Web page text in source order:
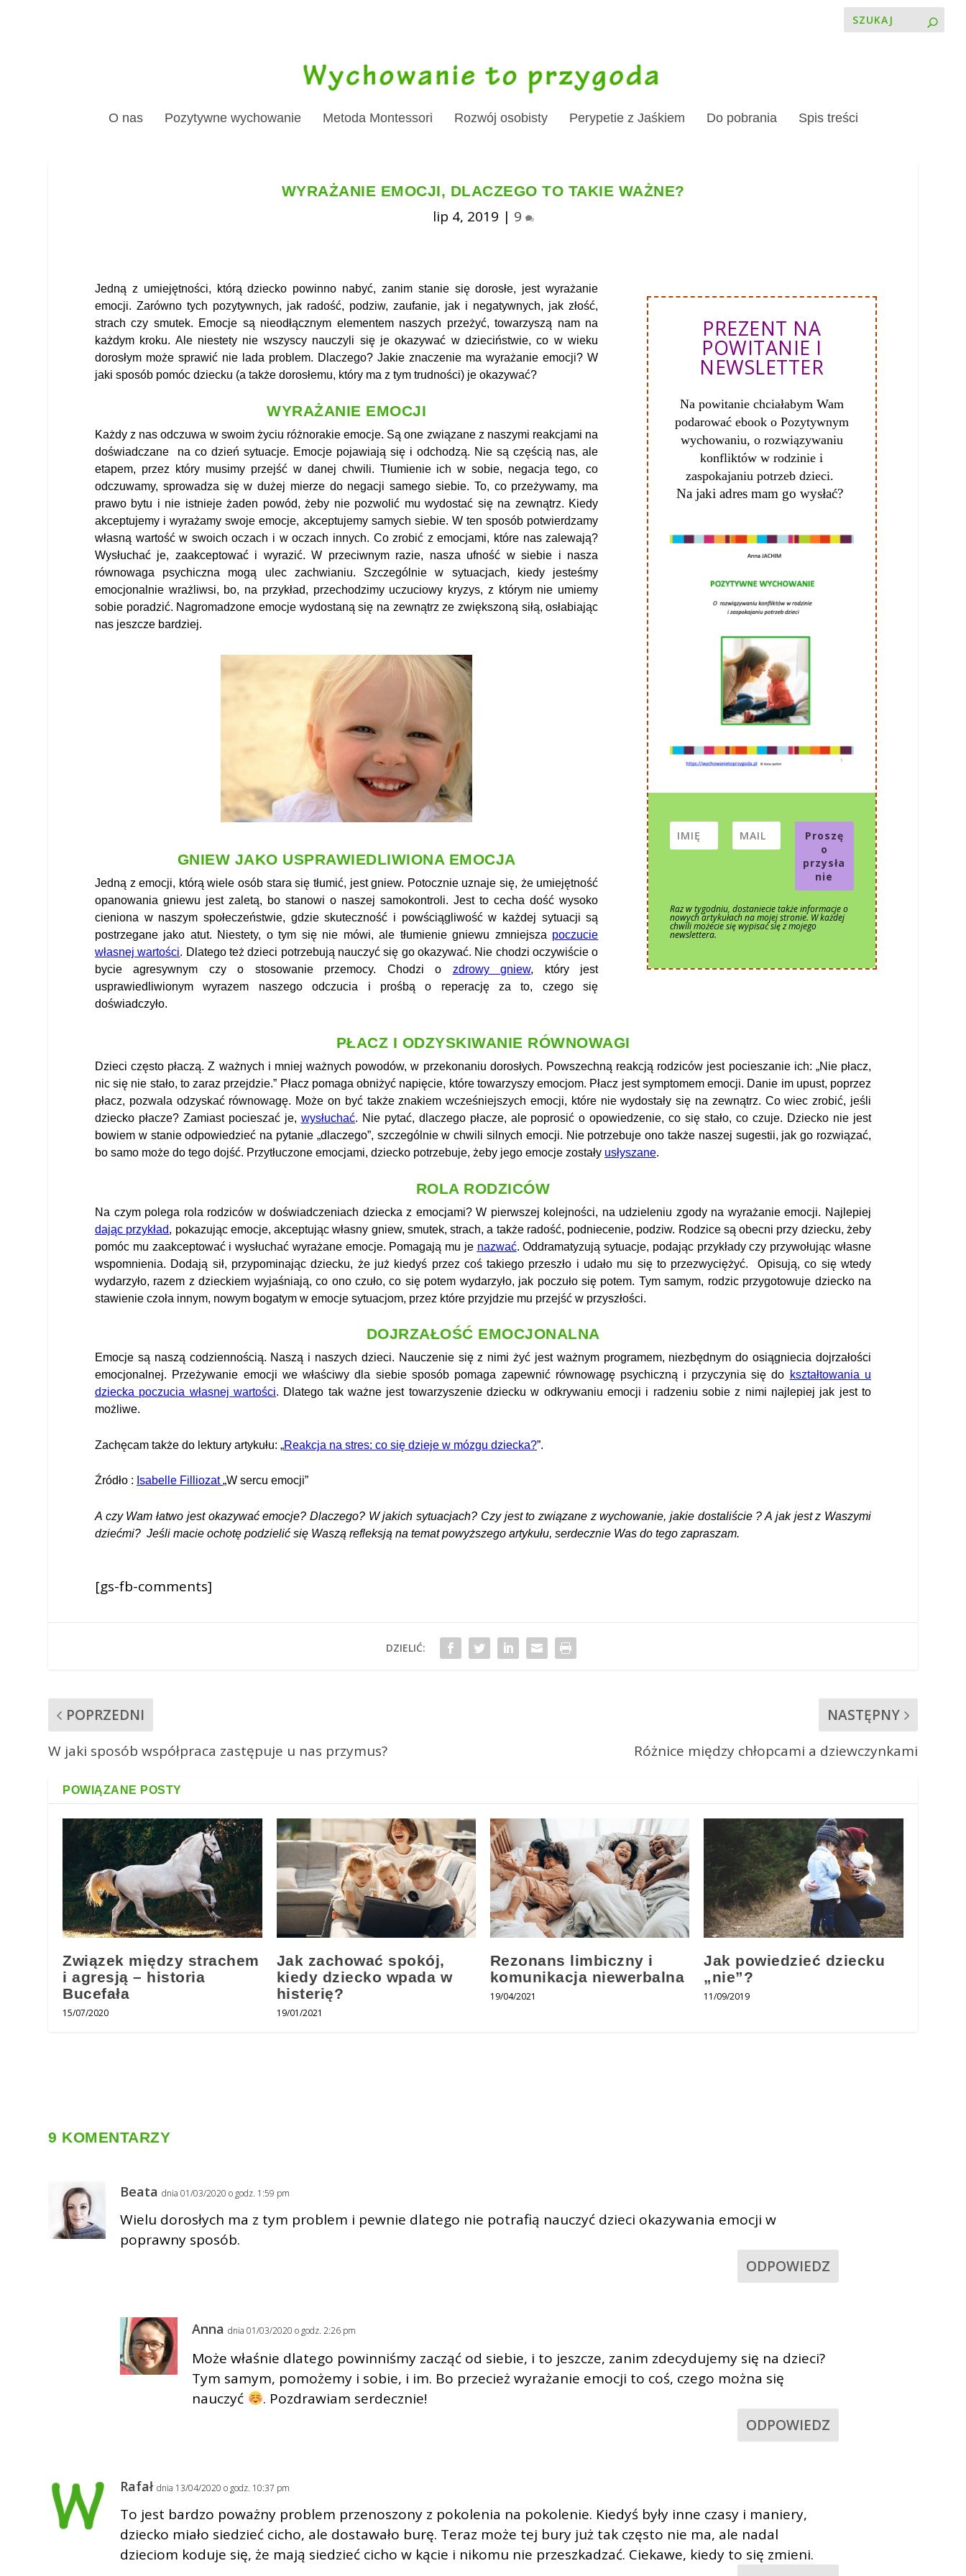
O nas Pozytywne wychowanie Metoda Montessori Rozwój osobisty Perypetie z Jaśkiem Do pobrania Spis treści
WYRAŻANIE EMOCJI, DLACZEGO TO TAKIE WAŻNE?
lip 4, 2019 | 9
Jedną z umiejętności, którą dziecko powinno nabyć, zanim stanie się dorosłe, jest wyrażanie
emocji. Zarówno tych pozytywnych, jak radość, podziw, zaufanie, jak i negatywnych, jak złość,
strach czy smutek. Emocje są nieodłącznym elementem naszych przeżyć, towarzyszą nam na
każdym kroku. Ale niestety nie wszyscy nauczyli się je okazywać w dzieciństwie, co w wieku
dorosłym może sprawić nie lada problem. Dlaczego? Jakie znaczenie ma wyrażanie emocji? W
jaki sposób pomóc dziecku (a także dorosłemu, który ma z tym trudności) je okazywać?
WYRAŻANIE EMOCJI
Każdy z nas odczuwa w swoim życiu różnorakie emocje. Są one związane z naszymi reakcjami na
doświadczane na co dzień sytuacje. Emocje pojawiają się i odchodzą. Nie są częścią nas, ale
etapem, przez który musimy przejść w danej chwili. Tłumienie ich w sobie, negacja tego, co
odczuwamy, sprowadza się w dużej mierze do negacji samego siebie. To, co przeżywamy, ma
prawo bytu i nie istnieje żaden powód, żeby nie pozwolić mu wydostać się na zewnątrz. Kiedy
akceptujemy i wyrażamy swoje emocje, akceptujemy samych siebie. W ten sposób potwierdzamy
własną wartość w swoich oczach i w oczach innych. Co zrobić z emocjami, które nas zalewają?
Wysłuchać je, zaakceptować i wyrazić. W przeciwnym razie, nasza ufność w siebie i nasza
równowaga psychiczna mogą ulec zachwianiu. Szczególnie w sytuacjach, kiedy jesteśmy
emocjonalnie wrażliwsi, bo, na przykład, przechodzimy uczuciowy kryzys, z którym nie umiemy
sobie poradzić. Nagromadzone emocje wydostaną się na zewnątrz ze zwiększoną siłą, osłabiając
nas jeszcze bardziej.
GNIEW JAKO USPRAWIEDLIWIONA EMOCJA
Jedną z emocji, którą wiele osób stara się tłumić, jest gniew. Potocznie uznaje się, że umiejętność
opanowania gniewu jest zaletą, bo stanowi o naszej samokontroli. Jest to cecha dość wysoko
cieniona w naszym społeczeństwie, gdzie skuteczność i powściągliwość w każdej sytuacji są
postrzegane jako atut. Niestety, o tym się nie mówi, ale tłumienie gniewu zmniejsza poczucie
własnej wartości. Dlatego też dzieci potrzebują nauczyć się go okazywać. Nie chodzi oczywiście o
bycie agresywnym czy o stosowanie przemocy. Chodzi o zdrowy gniew, który jest
usprawiedliwionym wyrazem naszego odczucia i prośbą o reperację za to, czego się
doświadczyło.
PREZENT NA
POWITANIE I
NEWSLETTER
Na powitanie chciałabym Wam
podarować ebook o Pozytywnym
wychowaniu, o rozwiązywaniu
konfliktów w rodzinie i
zaspokajaniu potrzeb dzieci.
Na jaki adres mam go wysłać?
Proszę
o
przysła
nie
Raz w tygodniu, dostaniecie także informacje o
nowych artykułach na mojej stronie. W każdej
chwili możecie się wypisać się z mojego
newslettera.
PŁACZ I ODZYSKIWANIE RÓWNOWAGI
Dzieci często płaczą. Z ważnych i mniej ważnych powodów, w przekonaniu dorosłych. Powszechną reakcją rodziców jest pocieszanie ich: „Nie płacz,
nic się nie stało, to zaraz przejdzie.” Płacz pomaga obniżyć napięcie, które towarzyszy emocjom. Płacz jest symptomem emocji. Danie im upust, poprzez
płacz, pozwala odzyskać równowagę. Może on być także znakiem wcześniejszych emocji, które nie wydostały się na zewnątrz. Co wiec zrobić, jeśli
dziecko płacze? Zamiast pocieszać je, wysłuchać. Nie pytać, dlaczego płacze, ale poprosić o opowiedzenie, co się stało, co czuje. Dziecko nie jest
bowiem w stanie odpowiedzieć na pytanie „dlaczego”, szczególnie w chwili silnych emocji. Nie potrzebuje ono także naszej sugestii, jak go rozwiązać,
bo samo może do tego dojść. Przytłuczone emocjami, dziecko potrzebuje, żeby jego emocje zostały usłyszane.
ROLA RODZICÓW
Na czym polega rola rodziców w doświadczeniach dziecka z emocjami? W pierwszej kolejności, na udzieleniu zgody na wyrażanie emocji. Najlepiej
dając przykład, pokazując emocje, akceptując własny gniew, smutek, strach, a także radość, podniecenie, podziw. Rodzice są obecni przy dziecku, żeby
pomóc mu zaakceptować i wysłuchać wyrażane emocje. Pomagają mu je nazwać. Oddramatyzują sytuacje, podając przykłady czy przywołując własne
wspomnienia. Dodają sił, przypominając dziecku, że już kiedyś przez coś takiego przeszło i udało mu się to przezwyciężyć. Opisują, co się wtedy
wydarzyło, razem z dzieckiem wyjaśniają, co ono czuło, co się potem wydarzyło, jak poczuło się potem. Tym samym, rodzic przygotowuje dziecko na
stawienie czoła innym, nowym bogatym w emocje sytuacjom, przez które przyjdzie mu przejść w przyszłości.
DOJRZAŁOŚĆ EMOCJONALNA
Emocje są naszą codziennością. Naszą i naszych dzieci. Nauczenie się z nimi żyć jest ważnym programem, niezbędnym do osiągniecia dojrzałości
emocjonalnej. Przeżywanie emocji we właściwy dla siebie sposób pomaga zapewnić równowagę psychiczną i przyczynia się do kształtowania u
dziecka poczucia własnej wartości. Dlatego tak ważne jest towarzyszenie dziecku w odkrywaniu emocji i radzeniu sobie z nimi najlepiej jak jest to
możliwe.
Zachęcam także do lektury artykułu: „Reakcja na stres: co się dzieje w mózgu dziecka?”.
Źródło : Isabelle Filliozat„W sercu emocji”
A czy Wam łatwo jest okazywać emocje? Dlaczego? W jakich sytuacjach? Czy jest to związane z wychowanie, jakie dostaliście ? A jak jest z Waszymi
dziećmi? Jeśli macie ochotę podzielić się Waszą refleksją na temat powyższego artykułu, serdecznie Was do tego zapraszam.
[gs-fb-comments]
DZIELIĆ:
POPRZEDNI
W jaki sposób współpraca zastępuje u nas przymus?
NASTĘPNY
Różnice między chłopcami a dziewczynkami
POWIĄZANE POSTY
Związek między strachem
i agresją – historia
Bucefała
15/07/2020
Jak zachować spokój,
kiedy dziecko wpada w
histerię?
19/01/2021
Rezonans limbiczny i
komunikacja niewerbalna
19/04/2021
Jak powiedzieć dziecku
„nie”?
11/09/2019
9 KOMENTARZY
Beata dnia 01/03/2020 o godz. 1:59 pm
Wielu dorosłych ma z tym problem i pewnie dlatego nie potrafią nauczyć dzieci okazywania emocji w
poprawny sposób.
ODPOWIEDZ
Anna dnia 01/03/2020 o godz. 2:26 pm
Może właśnie dlatego powinniśmy zacząć od siebie, i to jeszcze, zanim zdecydujemy się na dzieci?
Tym samym, pomożemy i sobie, i im. Bo przecież wyrażanie emocji to coś, czego można się
nauczyć
. Pozdrawiam serdecznie!
ODPOWIEDZ
Rafał dnia 13/04/2020 o godz. 10:37 pm
To jest bardzo poważny problem przenoszony z pokolenia na pokolenie. Kiedyś były inne czasy i maniery,
dziecko miało siedzieć cicho, ale dostawało burę. Teraz może tej bury już tak często nie ma, ale nadal
dzieciom koduje się, że mają siedzieć cicho w kącie i nikomu nie przeszkadzać. Ciekawe, kiedy to się zmieni.